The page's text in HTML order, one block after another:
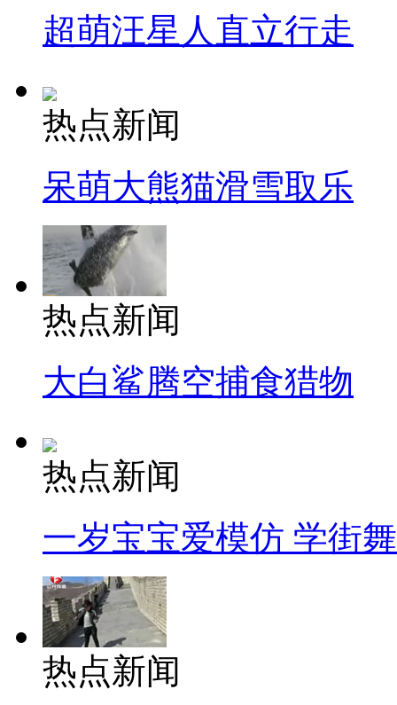
超萌汪星人直立行走
热点新闻
呆萌大熊猫滑雪取乐
热点新闻
大白鲨腾空捕食猎物
热点新闻
一岁宝宝爱模仿 学街
热点新闻